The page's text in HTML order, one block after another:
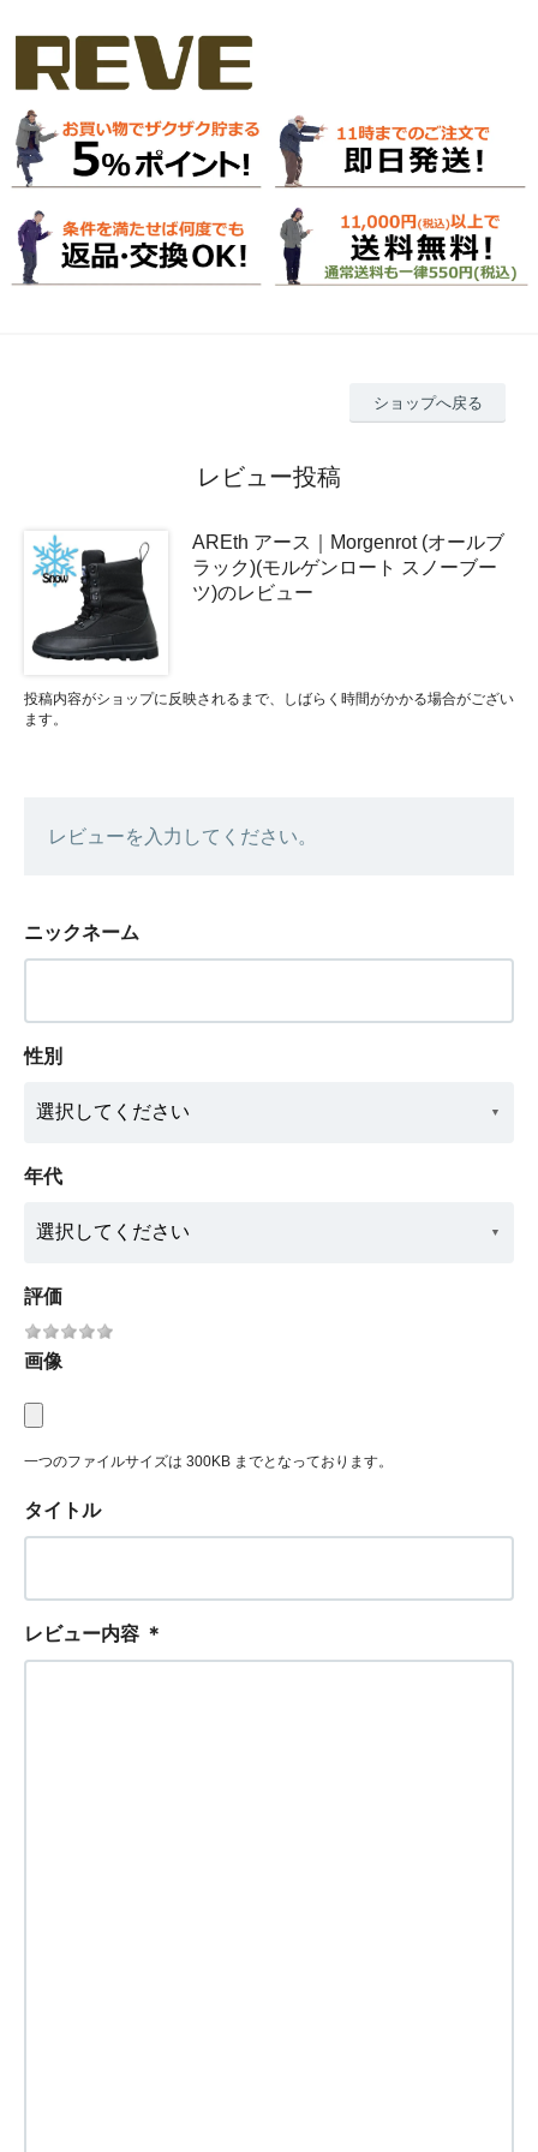
ショップへ戻る
レビュー投稿
AREth アース｜Morgenrot (オールブ
ラック)(モルゲンロート スノーブー
ツ)のレビュー
投稿内容がショップに反映されるまで、しばらく時間がかかる場合がござい
ます。
レビューを入力してください。
ニックネーム
性別
年代
評価
画像
一つのファイルサイズは 300KB までとなっております。
タイトル
レビュー内容 ＊